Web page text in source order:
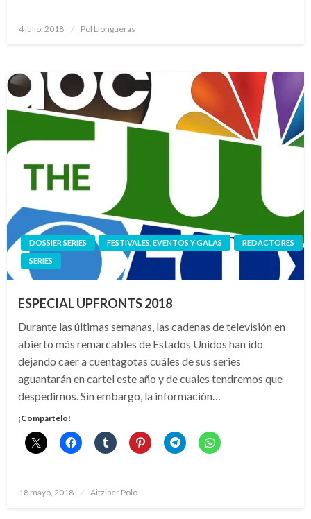
Publicado
4 julio, 2018 Pol Llongueras
DOSSIER SERIES FESTIVALES, EVENTOS Y GALAS
REDACTORES
SERIES
ESPECIAL UPFRONTS 2018
Durante las últimas semanas, las cadenas de televisión en
abierto más remarcables de Estados Unidos han ido
dejando caer a cuentagotas cuáles de sus series
aguantarán en cartel este año y de cuales tendremos que
despedirnos. Sin embargo, la información…
¡Compártelo!
Publicado
18 mayo, 2018 Aitziber Polo